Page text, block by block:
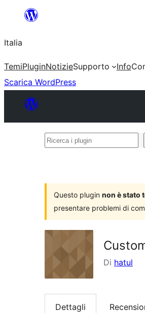
contenuto
Italia
TemiPluginNotizieSupporto Info
Scarica WordPress
Ricerca
Questo plugin non è stato
presentare problemi di
Di hatul
Dettagli